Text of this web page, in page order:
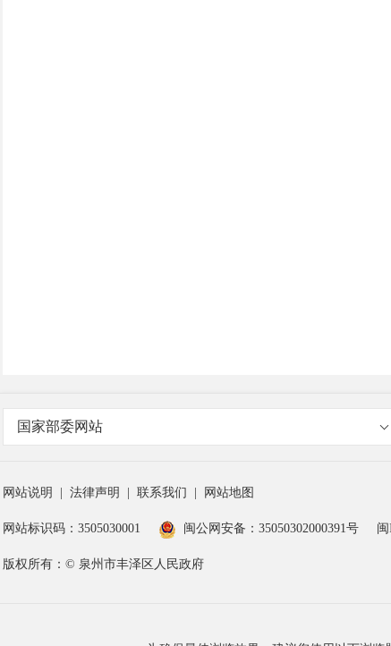
国家部委网站
网站说明 法律声明 联系我们 网站地图
网站标识码：3505030001 闽公网安备：35050302000391号
版权所有：© 泉州市丰泽区人民政府